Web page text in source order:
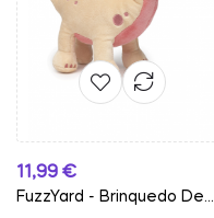
Preço
11,99 €
FuzzYard - Brinquedo De...